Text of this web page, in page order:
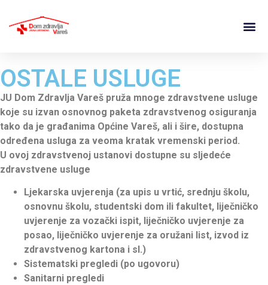
OSTALE USLUGE
JU Dom Zdravlja Vareš pruža mnoge zdravstvene usluge
koje su izvan osnovnog paketa zdravstvenog osiguranja
tako da je građanima Općine Vareš, ali i šire, dostupna
određena usluga za veoma kratak vremenski period.
U ovoj zdravstvenoj ustanovi dostupne su sljedeće
zdravstvene usluge
Ljekarska uvjerenja (za upis u vrtić, srednju školu,
osnovnu školu, studentski dom ili fakultet, liječničko
uvjerenje za vozački ispit, liječničko uvjerenje za
posao, liječničko uvjerenje za oružani list, izvod iz
zdravstvenog kartona i sl.)
Sistematski pregledi (po ugovoru)
Sanitarni pregledi